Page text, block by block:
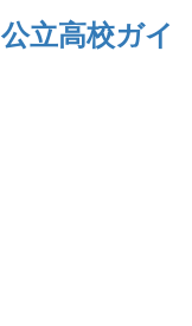
公立高校ガイ